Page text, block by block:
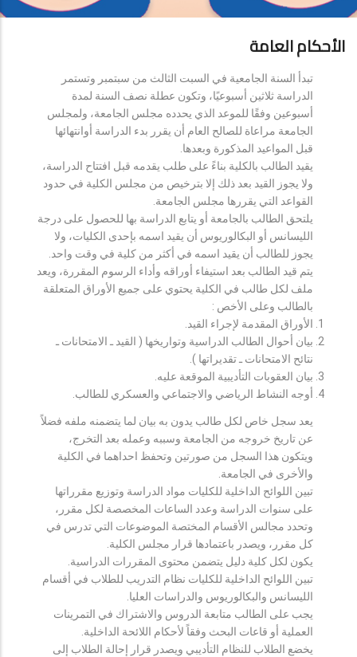
الأحكام العامة
تبدأ السنة الجامعية في السبت الثالث من سبتمبر وتستمر
الدراسة ثلاثين أسبوعيًا، وتكون عطلة نصف السنة لمدة
أسبوعين وفقًا للموعد الذي يحدده مجلس الجامعة، ولمجلس
الجامعة مراعاة للصالح العام أن يقرر بدء الدراسة أوانتهائها
قبل المواعيد المذكورة وبعدها.
يقيد الطالب بالكلية بناءً على طلب يقدمه قبل افتتاح الدراسة،
ولا يجوز القيد بعد ذلك إلا بترخيص من مجلس الكلية في حدود
القواعد التي يقررها مجلس الجامعة.
يلتحق الطالب بالجامعة أو يتابع الدراسة بها للحصول على درجة
الليسانس أو البكالوريوس أن يقيد اسمه بإحدى الكليات، ولا
يجوز للطالب أن يقيد اسمه في أكثر من كلية في وقت واحد.
يتم قيد الطالب بعد استيفاء أوراقه وأداء الرسوم المقررة، ويعد
ملف لكل طالب في الكلية يحتوي على جميع الأوراق المتعلقة
بالطالب وعلى الأخص :
الأوراق المقدمة لإجراء القيد.
بيان أحوال الطالب الدراسية وتواريخها ( القيد ـ الامتحانات ـ
نتائح الامتحانات ـ تقديراتها ).
بيان العقوبات التأديبية الموقعة عليه.
أوجه النشاط الرياضي والاجتماعي والعسكري للطالب.
يعد سجل خاص لكل طالب يدون به بيان لما يتضمنه ملفه فضلاً
عن تاريخ خروجه من الجامعة وسببه وعمله بعد التخرج،
ويتكون هذا السجل من صورتين وتحفظ احداهما في الكلية
والأخرى في الجامعة.
تبين اللوائح الداخلية للكليات مواد الدراسة وتوزيع مقرراتها
على سنوات الدراسة وعدد الساعات المخصصة لكل مقرر،
وتحدد مجالس الأقسام المختصة الموضوعات التي تدرس في
كل مقرر، ويصدر باعتمادها قرار مجلس الكلية.
يكون لكل كلية دليل يتضمن محتوى المقررات الدراسية.
تبين اللوائح الداخلية للكليات نظام التدريب للطلاب في أقسام
الليسانس والبكالوريوس والدراسات العليا.
يجب على الطالب متابعة الدروس والاشتراك في التمرينات
العملية أو قاعات البحث وفقاً لأحكام اللائحة الداخلية.
يخضع الطلاب للنظام التأديبي ويصدر قرار إحالة الطلاب إلى